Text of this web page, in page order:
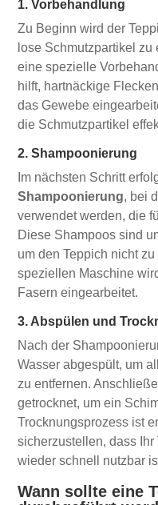
1. Vorbehandlung
Zu Beginn wird der
lose Schmutzpartikel
eine spezielle
hilft, hartnäckige
das Gewebe
die Schmutzpartikel
2. Shampoonierung
Im nächsten Schritt
Shampoonierung, bei
verwendet werden, die
Diese Shampoos sind
um den Teppich nicht
speziellen Maschine
Fasern eingearbeitet.
3. Abspülen und
Nach der
Wasser abgespült, um
zu entfernen.
getrocknet, um ein
Trocknungsprozess ist
sicherzustellen, dass
wieder schnell nutzbar
Wann sollte eine